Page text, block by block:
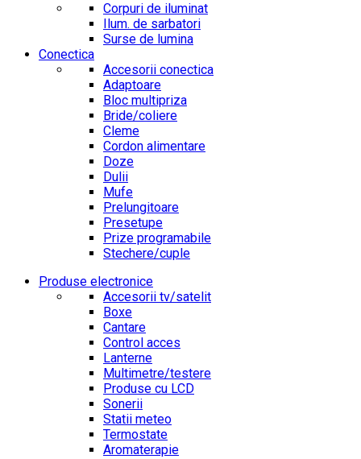
Corpuri de iluminat
Ilum. de sarbatori
Surse de lumina
Conectica
Accesorii conectica
Adaptoare
Bloc multipriza
Bride/coliere
Cleme
Cordon alimentare
Doze
Dulii
Mufe
Prelungitoare
Presetupe
Prize programabile
Stechere/cuple
Produse electronice
Accesorii tv/satelit
Boxe
Cantare
Control acces
Lanterne
Multimetre/testere
Produse cu LCD
Sonerii
Statii meteo
Termostate
Aromaterapie